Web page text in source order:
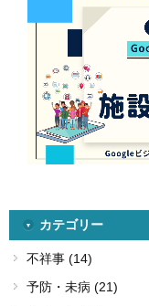
カテゴリー
不祥事 (14)
予防・未病 (21)